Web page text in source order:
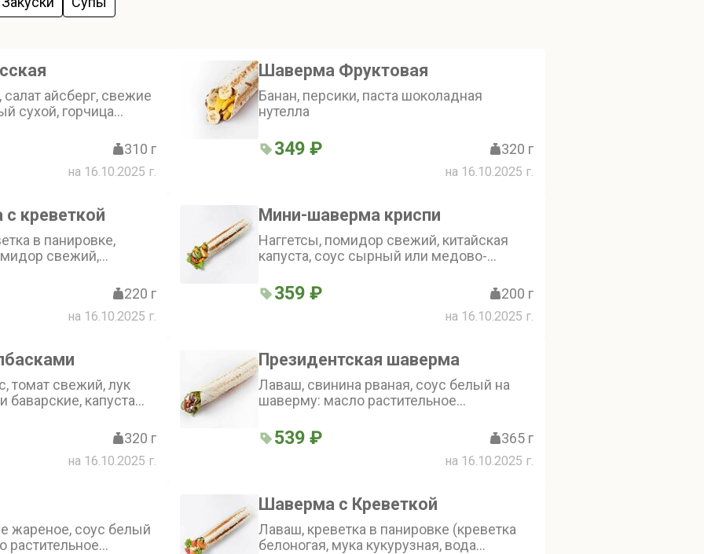
салат айсберг, свежие
сухой, горчица
310 г
на 16.10.2025 г.
Шаверма Фруктовая
Банан, персики, паста шоколадная
нутелла
349 ₽ 320 г
на 16.10.2025 г.
креветкой
в панировке,
свежий,
220 г
на 16.10.2025 г.
Мини-шаверма криспи
Наггетсы, помидор свежий, китайская
капуста, соус сырный или медово-
359 ₽ 200 г
на 16.10.2025 г.
томат свежий, лук
баварские, капуста
320 г
на 16.10.2025 г.
Президентская шаверма
Лаваш, свинина рваная, соус белый на
шаверму: масло растительное
сок лимона, чеснок, соль поваренная
пищевая, перец черный молотый, соус
барбекю Coca-Cola: (лук, перец чили,
винный, сахар, перец черный, Coca-Cola,
огурцы свежие, томат свежий, капуста
китайская свежая, картофель айдахо,
масло фритюрное, лук красный свежий)
539 ₽ 365 г
на 16.10.2025 г.
жареное, соус белый
растительное
Шаверма с Креветкой
Лаваш, креветка в панировке (креветка
белоногая, мука кукурузная, вода